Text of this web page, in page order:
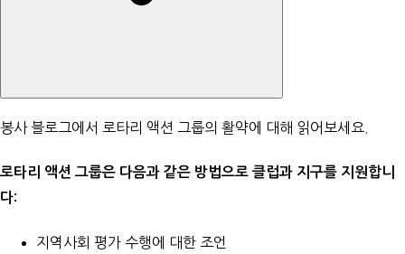
봉사 블로그에서 로타리 액션 그룹의 활약에 대해 읽어보세요.
로타리 액션 그룹은 다음과 같은 방법으로 클럽과 지구를 지원합니
다:
지역사회 평가 수행에 대한 조언